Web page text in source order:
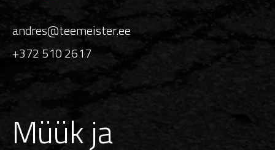
andres@teemeister.ee
+372 510 2617
Müük ja